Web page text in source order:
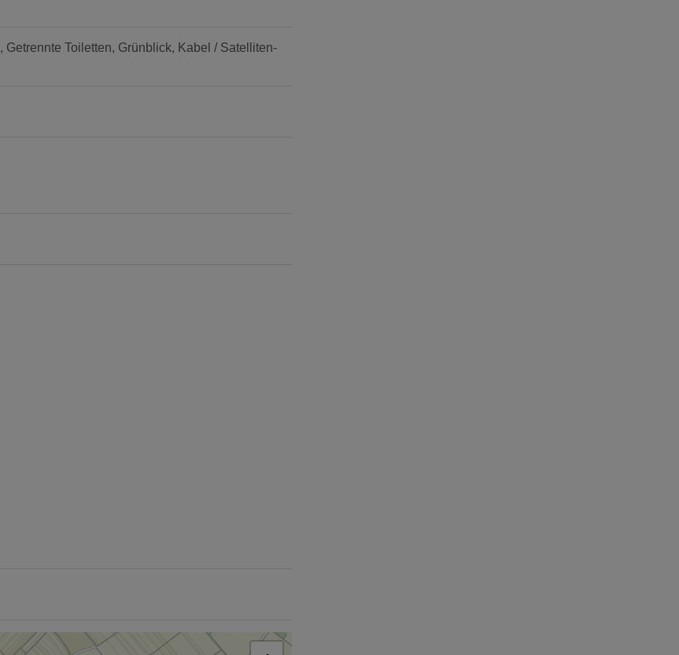
Getrennte Toiletten Grünblick
Kabel / Satelliten-